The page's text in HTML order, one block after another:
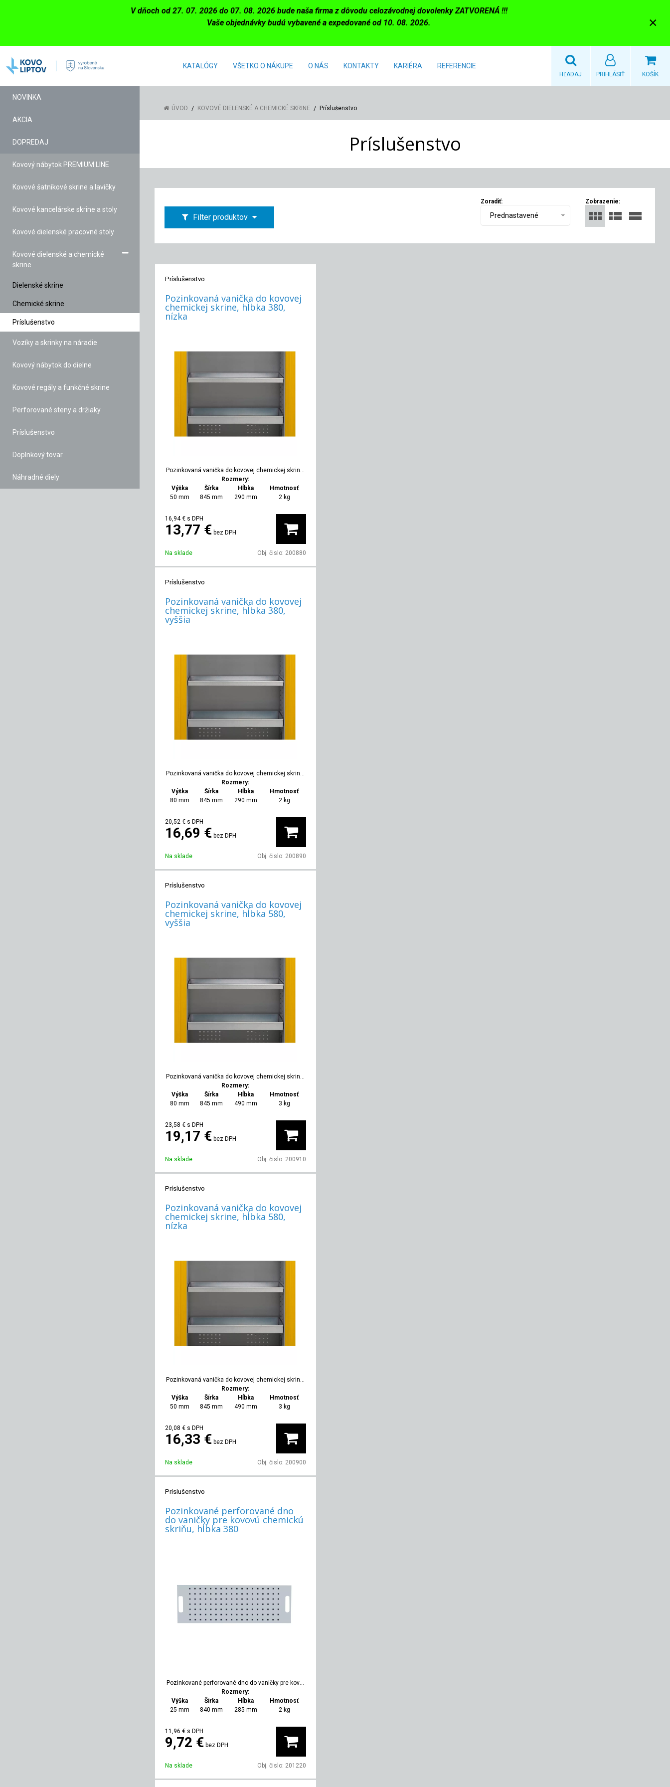
V dňoch od 27. 07. 2026 do 07. 08. 2026 bude naša firma z dôvodu celozávodnej dovolenky ZATVORENÁ !!!
Vaše objednávky budú vybavené a expedované od 10. 08. 2026.
×
KATALÓGY VŠETKO O NÁKUPE O NÁS KONTAKTY KARIÉRA REFERENCIE
KOŠÍK
PRIHLÁSIŤ
HĽADAJ
NOVINKA
AKCIA
DOPREDAJ
Kovový nábytok PREMIUM LINE
Kovové šatníkové skrine a lavičky
Kovové kancelárske skrine a stoly
Kovové dielenské pracovné stoly
Kovové dielenské a chemické
skrine
Dielenské skrine
Chemické skrine
Príslušenstvo
Vozíky a skrinky na náradie
Kovový nábytok do dielne
Kovové regály a funkčné skrine
Perforované steny a držiaky
Príslušenstvo
Doplnkový tovar
Náhradné diely
ÚVOD KOVOVÉ DIELENSKÉ A CHEMICKÉ SKRINE Príslušenstvo
Príslušenstvo
Filter produktov
Zobrazenie:
Zoradiť:
Prednastavené
Príslušenstvo
Pozinkovaná vanička do kovovej
chemickej skrine, hĺbka 380,
nízka
Pozinkovaná vanička do kovovej chemickej skrine, hĺbka 380, nízka
Rozmery:
Výška
Šírka Hĺbka
Hmotnosť
50 mm
845 mm 290 mm 2 kg
16,94 € s DPH
13,77 € bez DPH
Na sklade Obj. čislo: 200880
Príslušenstvo
Pozinkovaná vanička do kovovej
chemickej skrine, hĺbka 380,
vyššia
Pozinkovaná vanička do kovovej chemickej skrine, hĺbka 380, vyššia
Rozmery:
Výška
Šírka Hĺbka
Hmotnosť
80 mm
845 mm 290 mm 2 kg
20,52 € s DPH
16,69 € bez DPH
Na sklade Obj. čislo: 200890
Príslušenstvo
Pozinkovaná vanička do kovovej
chemickej skrine, hĺbka 580,
vyššia
Pozinkovaná vanička do kovovej chemickej skrine, hĺbka 580, vyššia
Rozmery:
Výška
Šírka Hĺbka
Hmotnosť
80 mm
845 mm 490 mm 3 kg
23,58 € s DPH
19,17 € bez DPH
Na sklade Obj. čislo: 200910
Príslušenstvo
Pozinkovaná vanička do kovovej
chemickej skrine, hĺbka 580,
nízka
Pozinkovaná vanička do kovovej chemickej skrine, hĺbka 580, nízka
Rozmery:
Výška
Šírka Hĺbka
Hmotnosť
50 mm
845 mm 490 mm 3 kg
20,08 € s DPH
16,33 € bez DPH
Na sklade Obj. čislo: 200900
Príslušenstvo
Pozinkované perforované dno
do vaničky pre kovovú chemickú
skriňu, hĺbka 380
Pozinkované perforované dno do vaničky pre kovovú chemickú skriňu, hĺbka 380
Rozmery:
Výška
Šírka Hĺbka
Hmotnosť
25 mm
840 mm 285 mm 2 kg
11,96 € s DPH
9,72 € bez DPH
Na sklade Obj. čislo: 201220